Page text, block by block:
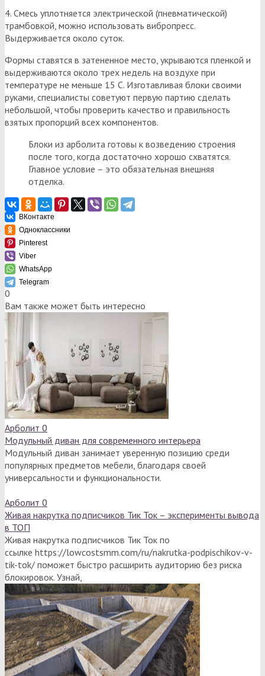
4. Смесь уплотняется электрической (пневматической)
трамбовкой, можно использовать вибропресс.
Выдерживается около суток.
Формы ставятся в затененное место, укрываются пленкой и
выдерживаются около трех недель на воздухе при
температуре не меньше 15 С. Изготавливая блоки своими
руками, специалисты советуют первую партию сделать
небольшой, чтобы проверить качество и правильность
взятых пропорций всех компонентов.
Блоки из арболита готовы к возведению строения
после того, когда достаточно хорошо схватятся.
Главное условие – это обязательная внешняя
отделка.
ВКонтакте
Одноклассники
Pinterest
Viber
WhatsApp
Telegram
0
Вам также может быть интересно
Арболит 0
Модульный диван для современного интерьера
Модульный диван занимает уверенную позицию среди
популярных предметов мебели, благодаря своей
универсальности и функциональности.
Арболит 0
Живая накрутка подписчиков Тик Ток – эксперименты вывода
в ТОП
Живая накрутка подписчиков Тик Ток по
ссылке https://lowcostsmm.com/ru/nakrutka-podpischikov-v-
tik-tok/ поможет быстро расширить аудиторию без риска
блокировок. Узнай,